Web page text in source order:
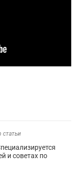
статьи
и советах по